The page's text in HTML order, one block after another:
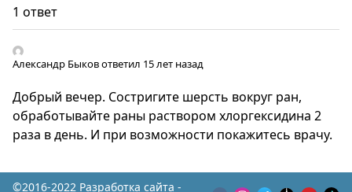
1 ответ
Александр Быковответил 15 лет назад
Добрый вечер. Состригите шерсть вокруг ран,
обработывайте раны раствором хлоргексидина 2
раза в день. И при возможности покажитесь врачу.
©2016-2022 Разработка сайта -